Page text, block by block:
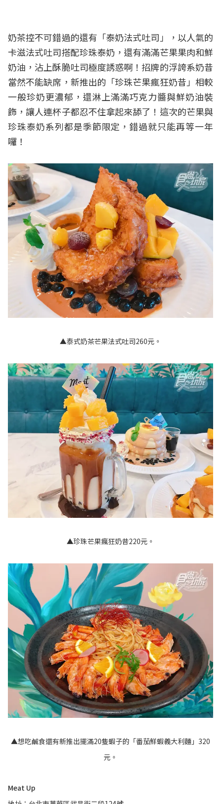
奶茶控不可錯過的還有「泰奶法式吐司」，以人氣的
卡滋法式吐司搭配珍珠泰奶，還有滿滿芒果果肉和鮮
奶油，沾上酥脆吐司極度誘惑啊！招牌的浮誇系奶昔
當然不能缺席，新推出的「珍珠芒果瘋狂奶昔」相較
一般珍奶更濃郁，還淋上滿滿巧克力醬與鮮奶油裝
飾，讓人連杯子都忍不住拿起來舔了！這次的芒果與
珍珠泰奶系列都是季節限定，錯過就只能再等一年
囉！
▲泰式奶茶芒果法式吐司260元。
▲珍珠芒果瘋狂奶昔220元。
▲想吃鹹食還有新推出擺滿20隻蝦子的「番茄鮮蝦義大利麵」320
元。
Meat Up